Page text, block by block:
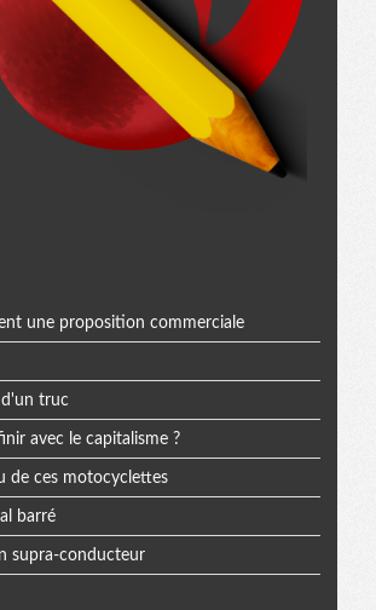
une proposition commerciale
truc
avec le capitalisme ?
de ces motocyclettes
barré
supra-conducteur